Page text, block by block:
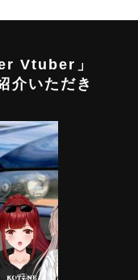
Vtuber」
介いただき